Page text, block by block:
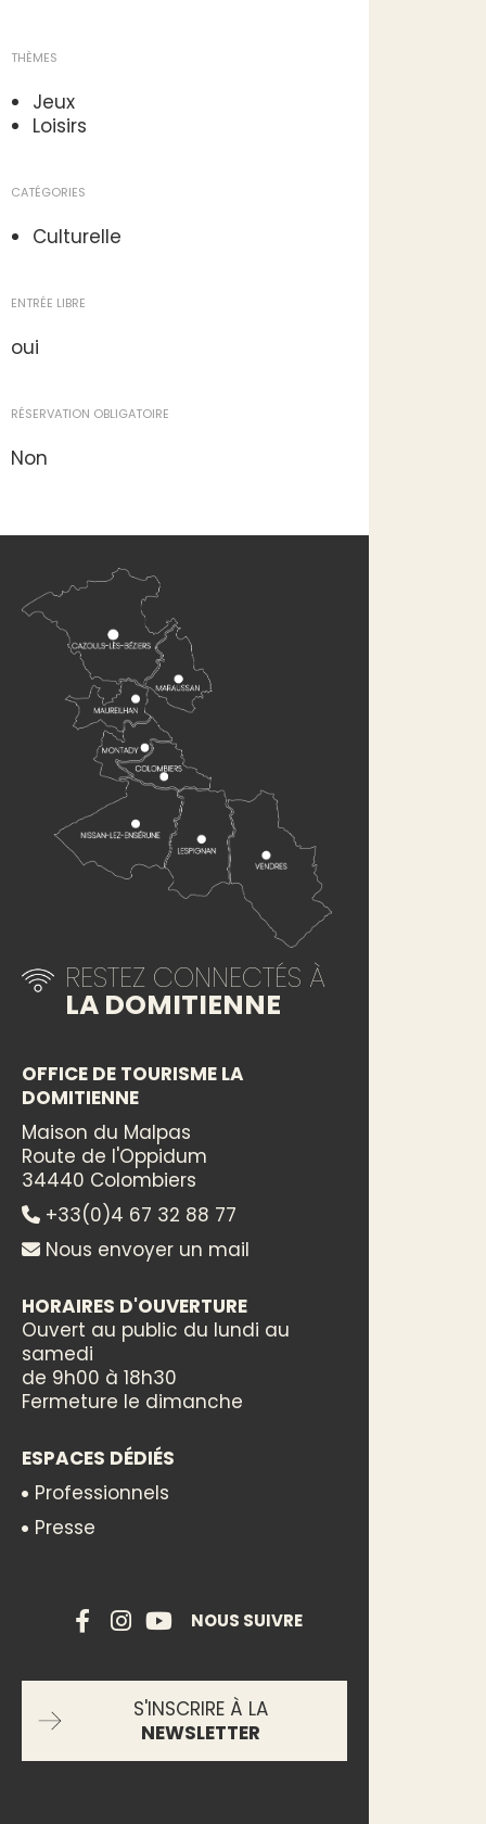
THÈMES
Jeux
Loisirs
CATÉGORIES
Culturelle
ENTRÉE LIBRE
oui
RÉSERVATION OBLIGATOIRE
Non
RESTEZ CONNECTÉS À
LA DOMITIENNE
OFFICE DE TOURISME LA
DOMITIENNE
Maison du Malpas
Route de l'Oppidum
34440 Colombiers
+33(0)4 67 32 88 77
Nous envoyer un mail
HORAIRES D'OUVERTURE
Ouvert au public du lundi au
samedi
de 9h00 à 18h30
Fermeture le dimanche
ESPACES DÉDIÉS
Professionnels
Presse
NOUS SUIVRE
S'INSCRIRE À LA
NEWSLETTER